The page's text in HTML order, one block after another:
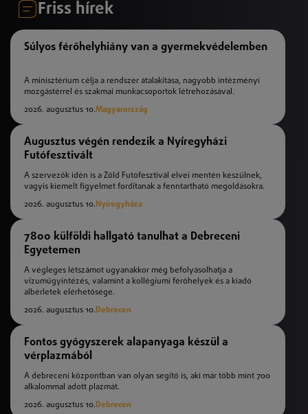
Friss hírek
Súlyos férőhelyhiány van a gyermekvédelemben
A minisztérium célja a rendszer átalakítása, nagyobb intézményi
mozgástérrel és szakmai munkacsoportok létrehozásával.
2026. augusztus 10.Magyarország
Augusztus végén rendezik a Nyíregyházi
Futófesztivált
A szervezők idén is a Zöld Futófesztivál elvei mentén készülnek,
vagyis kiemelt figyelmet fordítanak a fenntartható megoldásokra.
2026. augusztus 10. Nyíregyháza
7800 külföldi hallgató tanulhat a Debreceni
Egyetemen
A végleges létszámot ugyanakkor még befolyásolhatja a
vízumügyintézés, valamint a kollégiumi férőhelyek és a kiadó
albérletek elérhetősége.
2026. augusztus 10.Debrecen
Fontos gyógyszerek alapanyaga készül a
vérplazmából
A debreceni központban van olyan segítő is, aki már több mint 700
alkalommal adott plazmát.
2026. augusztus 10.Debrecen